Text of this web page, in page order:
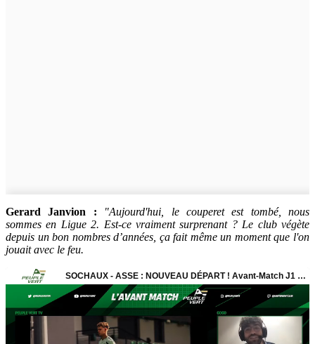
Gerard Janvion :
"Aujourd'hui, le couperet est tombé, nous
sommes en Ligue 2. Est-ce vraiment surprenant ? Le club végète
depuis un bon nombres d’années, ça fait même un moment que l'on
jouait avec le feu.